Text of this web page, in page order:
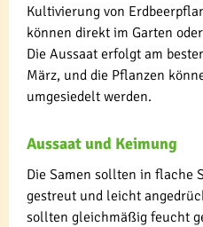
Kultivierung von
können direkt im Garten
Die Aussaat erfolgt am
März, und die Pflanzen
umgesiedelt werden.
Aussaat und Keimung
Die Samen sollten in flache
gestreut und leicht
sollten gleichmäßig feucht